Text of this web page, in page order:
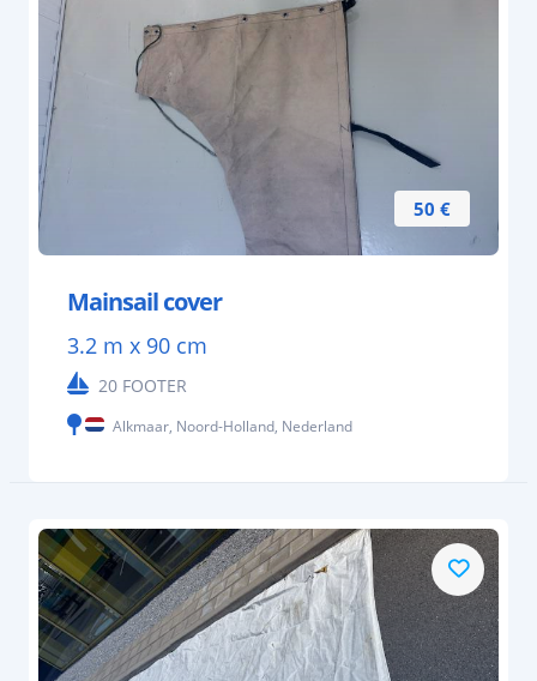
50 €
Mainsail cover
3.2 m x 90 cm
20 FOOTER
Alkmaar, Noord-Holland, Nederland